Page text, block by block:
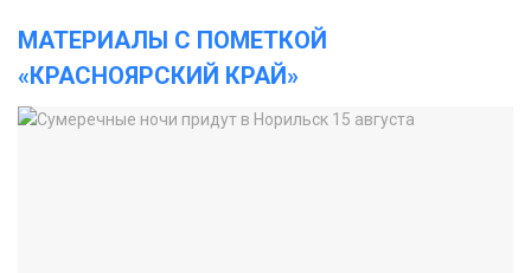
МАТЕРИАЛЫ С ПОМЕТКОЙ
«КРАСНОЯРСКИЙ КРАЙ»